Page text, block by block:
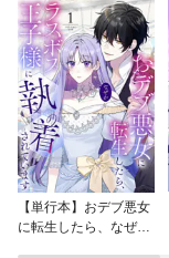
【単行本】おデブ悪女
に転生したら、なぜか